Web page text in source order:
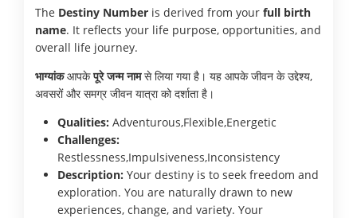
The Destiny Number is derived from your full birth
name. It reflects your life purpose, opportunities, and
overall life journey.
भाग्यांकआपकेपूरे जन्म नामसे लिया गया है। यह आपके जीवन के उद्देश्य,
अवसरों और समग्र जीवन यात्रा को दर्शाता है।
Qualities: Adventurous,Flexible,Energetic
Challenges:
Restlessness,Impulsiveness,Inconsistency
Description: Your destiny is to seek freedom and
exploration. You are naturally drawn to new
experiences, change, and variety. Your